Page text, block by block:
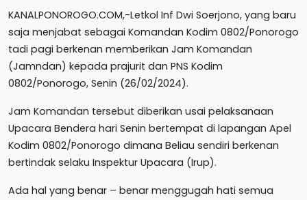
KANALPONOROGO.COM,-Letkol Inf Dwi Soerjono, yang baru
saja menjabat sebagai Komandan Kodim 0802/Ponorogo
tadi pagi berkenan memberikan Jam Komandan
(Jamndan) kepada prajurit dan PNS Kodim
0802/Ponorogo, Senin (26/02/2024).
Jam Komandan tersebut diberikan usai pelaksanaan
Upacara Bendera hari Senin bertempat di lapangan Apel
Kodim 0802/Ponorogo dimana Beliau sendiri berkenan
bertindak selaku Inspektur Upacara (Irup).
Ada hal yang benar – benar menggugah hati semua